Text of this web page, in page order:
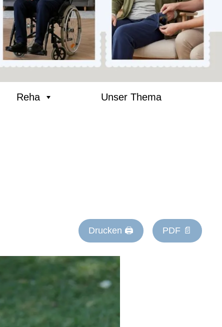
Reha Unser Thema
Drucken 🖨 PDF 📄